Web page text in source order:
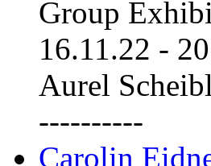
Group
16.11.22 -
Aurel
----------
Carolin